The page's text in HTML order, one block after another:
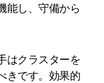
能し、守備から
はクラスターを
きです。効果的